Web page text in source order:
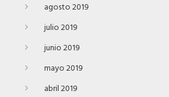
agosto 2019
julio 2019
junio 2019
mayo 2019
abril 2019